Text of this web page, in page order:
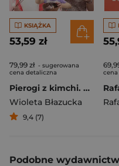
KSIĄŻKA
53,59 zł
79,99 zł - sugerowana
cena detaliczna
Pierogi z kimchi. Moje ulubione azjatyckie przepisy
Wioleta Błazucka
9,4 (7)
Podobne